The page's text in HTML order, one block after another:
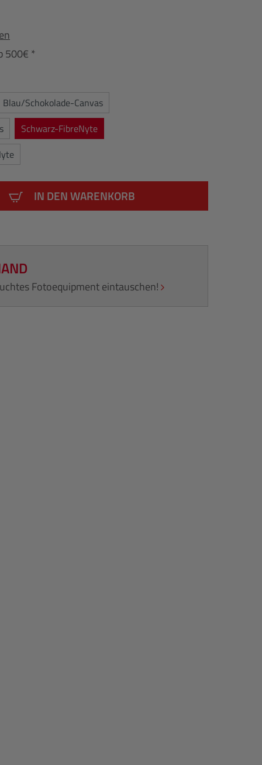
500€ *
Blau/Schokolade-Canvas
Schwarz-FibreNyte
IN DEN WARENKORB
Fotoequipment eintauschen!